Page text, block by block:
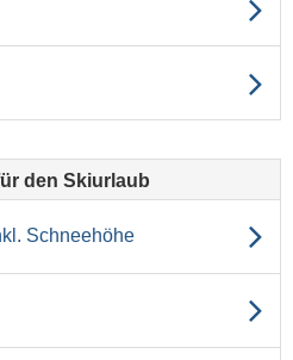
den Skiurlaub
Schneehöhe